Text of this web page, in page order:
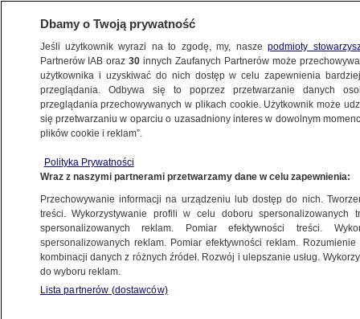
POLSKA
i uderzył w dwa samochody osobowe,
ciężarówkę i busa
7.02.2023, 17:40
Udostępnij
Dbamy o Twoją prywatność
Jeśli użytkownik wyrazi na to zgodę, my, naszepodmioty
Partnerów IAB oraz30 innych Zaufanych Partnerów może
użytkownika i uzyskiwać do nich dostęp w celu zapewnienia
przeglądania. Odbywa się to poprzez przetwarzanie danych
przeglądania przechowywanych w plikach cookie. Użytkownik może
się przetwarzaniu w oparciu o uzasadniony interes w dowolnym
plików cookie i reklam”.
Polityka Prywatności
Wraz z naszymi partnerami przetwarzamy dane w celu zapewnienia:
Przechowywanie informacji na urządzeniu lub dostęp do nich.
treści. Wykorzystywanie profili w celu doboru spersonalizowanych
spersonalizowanych reklam. Pomiar efektywności treści.
spersonalizowanych reklam. Pomiar efektywności reklam.
kombinacji danych z różnych źródeł. Rozwój i ulepszanie usług.
do wyboru reklam.
Lista partnerów (dostawców)